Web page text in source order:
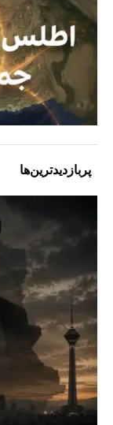
پربازدیدترین‌ها